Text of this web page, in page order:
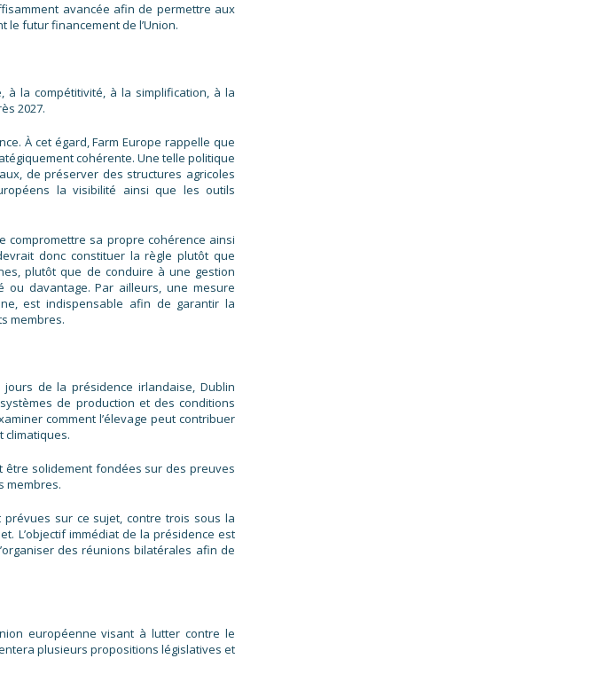
avancée afin de permettre aux
le futur financement de l’Union.
à la compétitivité, à la simplification, à la
2027.
À cet égard, Farm Europe rappelle que
cohérente. Une telle politique
de préserver des structures agricoles
la visibilité ainsi que les outils
compromettre sa propre cohérence ainsi
donc constituer la règle plutôt que
plutôt que de conduire à une gestion
ou davantage. Par ailleurs, une mesure
est indispensable afin de garantir la
membres.
de la présidence irlandaise, Dublin
de production et des conditions
comment l’élevage peut contribuer
climatiques.
être solidement fondées sur des preuves
membres.
sur ce sujet, contre trois sous la
L’objectif immédiat de la présidence est
des réunions bilatérales afin de
européenne visant à lutter contre le
plusieurs propositions législatives et